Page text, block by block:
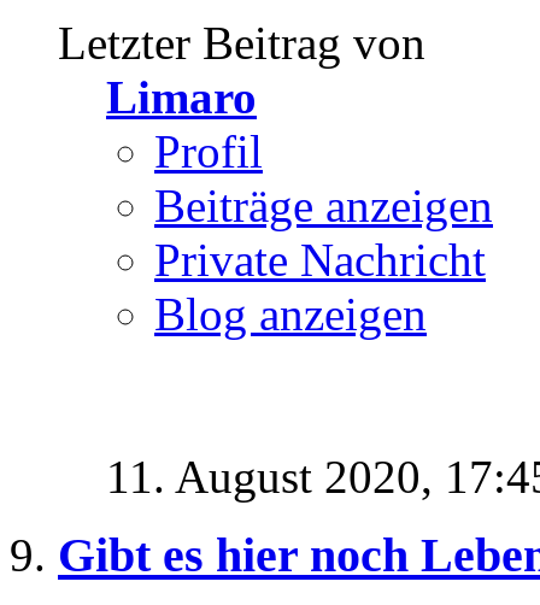
Letzter Beitrag von
Limaro
Profil
Beiträge anzeigen
Private Nachricht
Blog anzeigen
11. August 2020,
Gibt es hier noch